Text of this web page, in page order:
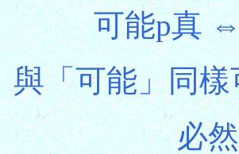
可能p真
與「可能」同
必